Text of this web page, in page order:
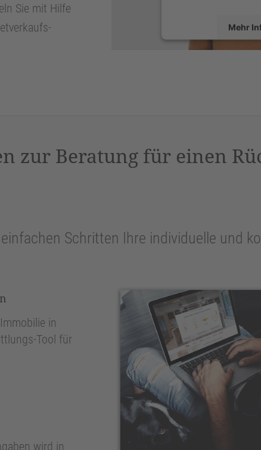
Sie mit Hilfe
Mehr
zur Beratung für einen
Schritten Ihre individuelle und
in
Tool für
wird in